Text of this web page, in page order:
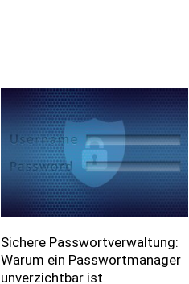
Sichere Passwortverwaltung:
Warum ein Passwortmanager
unverzichtbar ist